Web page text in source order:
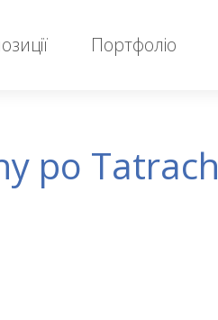
Портфоліо
po Tatrach